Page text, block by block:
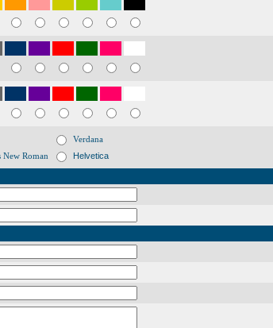
Verdana
New Roman
Helvetica